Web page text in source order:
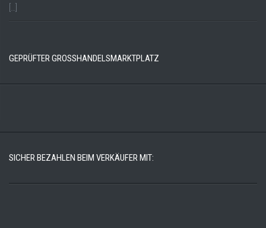
[…]
GEPRÜFTER GROSSHANDELSMARKTPLATZ
SICHER BEZAHLEN BEIM VERKÄUFER MIT: